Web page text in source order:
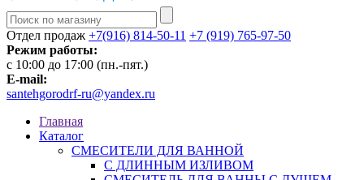
Отдел продаж +7(916) 814-50-11 +7 (919) 765-97-50
Режим работы:
c 10:00 до 17:00 (пн.-пят.)
E-mail:
santehgorodrf-ru@yandex.ru
Главная
Каталог
СМЕСИТЕЛИ ДЛЯ ВАННОЙ
С ДЛИННЫМ ИЗЛИВОМ